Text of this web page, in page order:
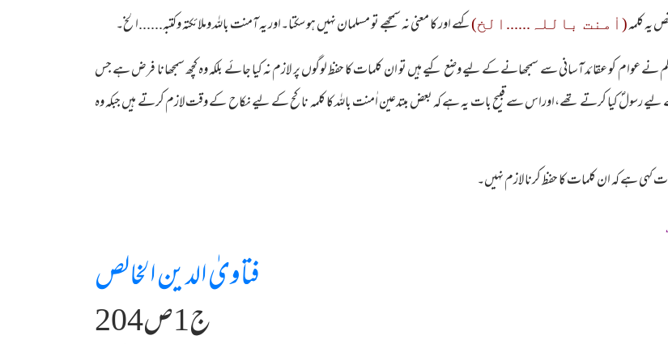
یہ کلمہ(اٰمنت باللہ......الخ)کہے اور کا معنی نہ سمجھے تو مسلمان نہیں ہو سکتا۔اور یہ آمنت باللہ وملائکتہ وکتبہ......الخ۔
نے عوام کو عقائد آسانی سے سمجھانے کے لیے وضع کیے ہیں تو ان کلمات کا حفظ لوگوں پر لازم نہ کیا جائے بلکہ وہ کچھ سمجھانا فرض ہے جس
کیا کرتے تھے،اوراس سے قبیح بات یہ ہے کہ بعض مبتدعین اٰمنت باللہ کا کلمہ ناکح کے لیے نکاح کے وقت لازم کرتے ہیں جبکہ وہ
فتاویٰ الدین الخالص
ج1ص204